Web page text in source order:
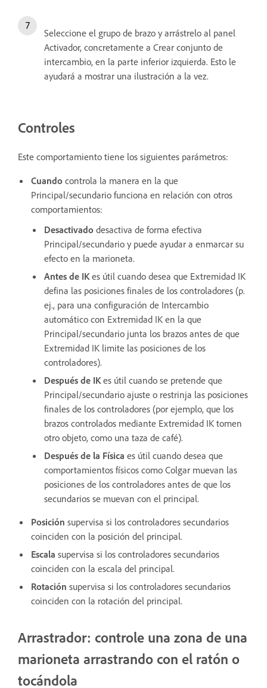
Seleccione el grupo de brazo y arrástrelo al panel
Activador, concretamente a Crear conjunto de
intercambio, en la parte inferior izquierda. Esto le
ayudará a mostrar una ilustración a la vez.
Controles
Este comportamiento tiene los siguientes parámetros:
Cuando controla la manera en la que
Principal/secundario funciona en relación con otros
comportamientos:
Desactivado desactiva de forma efectiva
Principal/secundario y puede ayudar a enmarcar su
efecto en la marioneta.
Antes de IKes útil cuando desea que Extremidad IK
defina las posiciones finales de los controladores (p.
ej., para una configuración de Intercambio
automático con Extremidad IK en la que
Principal/secundario junta los brazos antes de que
Extremidad IK limite las posiciones de los
controladores).
Después de IKes útil cuando se pretende que
Principal/secundario ajuste o restrinja las posiciones
finales de los controladores (por ejemplo, que los
brazos controlados mediante Extremidad IK tomen
otro objeto, como una taza de café).
Después de la Física es útil cuando desea que
comportamientos físicos como Colgar muevan las
posiciones de los controladores antes de que los
secundarios se muevan con el principal.
Posición supervisa si los controladores secundarios
coinciden con la posición del principal.
Escala supervisa si los controladores secundarios
coinciden con la escala del principal.
Rotación supervisa si los controladores secundarios
coinciden con la rotación del principal.
Arrastrador: controle una zona de una
marioneta arrastrando con el ratón o
tocándola